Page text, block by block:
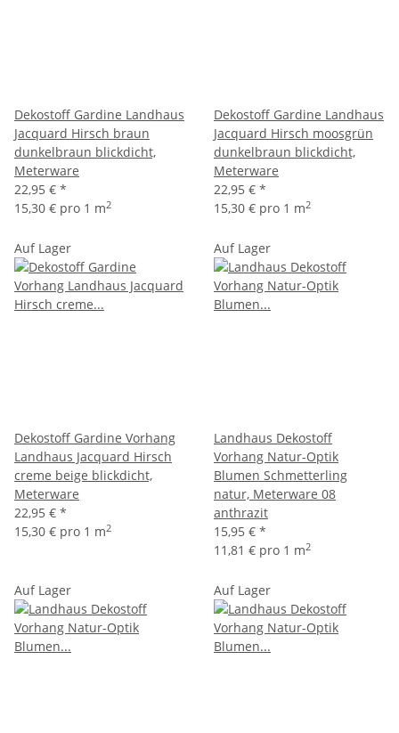
Dekostoff Gardine Landhaus
Jacquard Hirsch braun
dunkelbraun blickdicht,
Meterware
22,95 € *
15,30 € pro 1 m2
Dekostoff Gardine Landhaus
Jacquard Hirsch moosgrün
dunkelbraun blickdicht,
Meterware
22,95 € *
15,30 € pro 1 m2
Auf Lager
Dekostoff Gardine Vorhang
Landhaus Jacquard Hirsch
creme beige blickdicht,
Meterware
22,95 € *
15,30 € pro 1 m2
Auf Lager
Landhaus Dekostoff
Vorhang Natur-Optik
Blumen Schmetterling
natur, Meterware 08
anthrazit
15,95 € *
11,81 € pro 1 m2
Auf Lager Auf Lager